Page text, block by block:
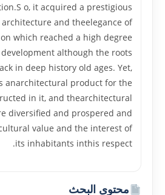
o, it acquired a prestigious
and theelegance of
which reached a high degree
although the roots
in deep history old ages. Yet,
anarchitectural product for the
in it, and thearchitectural
diversified and prospered and
value and the interest of
its inhabitants inthis respect.
محتوى البحث